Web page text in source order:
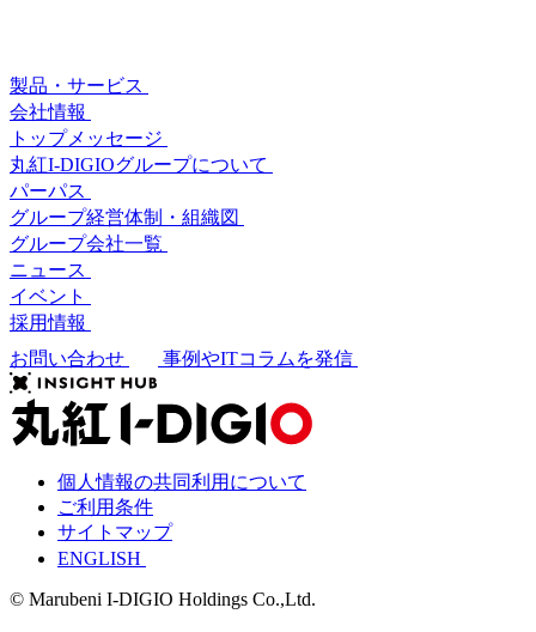
製品・サービス
会社情報
トップメッセージ
丸紅I-DIGIOグループについて
パーパス
グループ経営体制・組織図
グループ会社一覧
ニュース
イベント
採用情報
お問い合わせ
事例やITコラムを発信
個人情報の共同利用について
ご利用条件
サイトマップ
ENGLISH
© Marubeni I-DIGIO Holdings Co.,Ltd.